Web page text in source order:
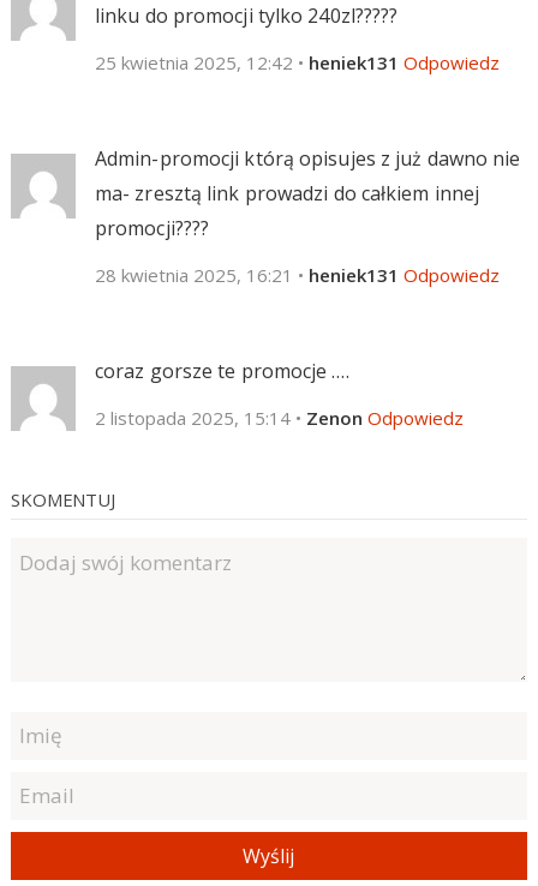
linku do promocji tylko 240zl?????
25 kwietnia 2025, 12:42 • heniek131 Odpowiedz
Admin-promocji którą opisujes z już dawno nie
ma- zresztą link prowadzi do całkiem innej
promocji????
28 kwietnia 2025, 16:21 • heniek131 Odpowiedz
coraz gorsze te promocje ….
2 listopada 2025, 15:14 • Zenon Odpowiedz
SKOMENTUJ
Wyślij